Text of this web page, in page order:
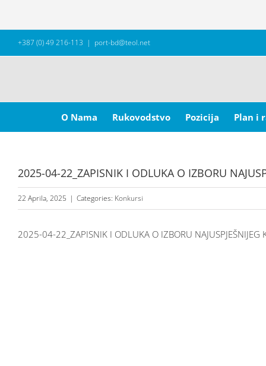
+387 (0) 49 216-113 | port-bd@teol.net
for:
O Nama
Rukovodstvo Pozicija Plan i
2025-04-22_ZAPISNIK I ODLUKA O IZBORU
22 Aprila, 2025 | Categories: Konkursi
2025-04-22_ZAPISNIK I ODLUKA O IZBORU NAJUSPJEŠNIJEG